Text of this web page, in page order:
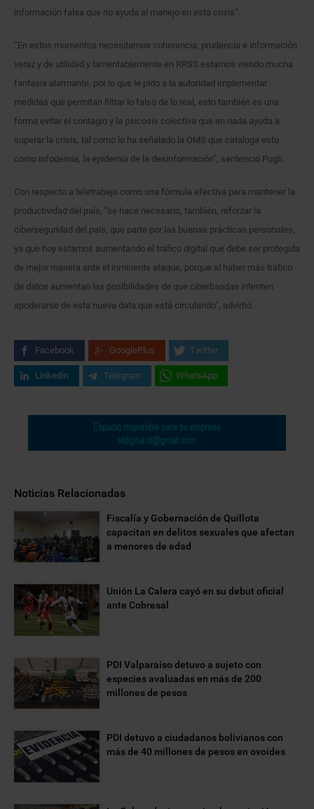
información falsa que no ayuda al manejo en esta crisis”.
“En estos momentos necesitamos coherencia, prudencia e información
veraz y de utilidad y lamentablemente en RRSS estamos viendo mucha
fantasía alarmante, por lo que le pido a la autoridad implementar
medidas que permitan filtrar lo falso de lo real, esto también es una
forma evitar el contagio y la psicosis colectiva que en nada ayuda a
superar la crisis, tal como lo ha señalado la OMS que cataloga esto
como infodemia, la epidemia de la desinformación”, sentenció Pugh.
Con respecto a teletrabajo como una fórmula efectiva para mantener la
productividad del país, “se hace necesario, también, reforzar la
ciberseguridad del país, que parte por las buenas prácticas personales,
ya que hoy estamos aumentando el tráfico digital que debe ser protegida
de mejor manera ante el inminente ataque, porque al haber más tráfico
de datos aumentan las posibilidades de que ciberbandas intenten
apoderarse de esta nueva data que está circulando”, advirtió.
Facebook GooglePlus Twitter
Linkedin Telegram WhatsApp
Noticias Relacionadas
Fiscalía y Gobernación de Quillota
capacitan en delitos sexuales que afectan
a menores de edad
Unión La Calera cayó en su debut oficial
ante Cobresal
PDI Valparaíso detuvo a sujeto con
especies avaluadas en más de 200
millones de pesos
PDI detuvo a ciudadanos bolivianos con
más de 40 millones de pesos en ovoides